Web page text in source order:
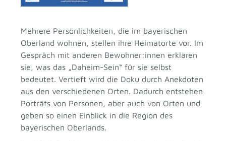
Mehrere Persönlichkeiten, die im bayerischen
Oberland wohnen, stellen ihre Heimatorte vor. Im
Gespräch mit anderen Bewohner:innen erklären
sie, was das „Daheim-Sein“ für sie selbst
bedeutet. Vertieft wird die Doku durch Anekdoten
aus den verschiedenen Orten. Dadurch entstehen
Porträts von Personen, aber auch von Orten und
geben so einen Einblick in die Region des
bayerischen Oberlands.